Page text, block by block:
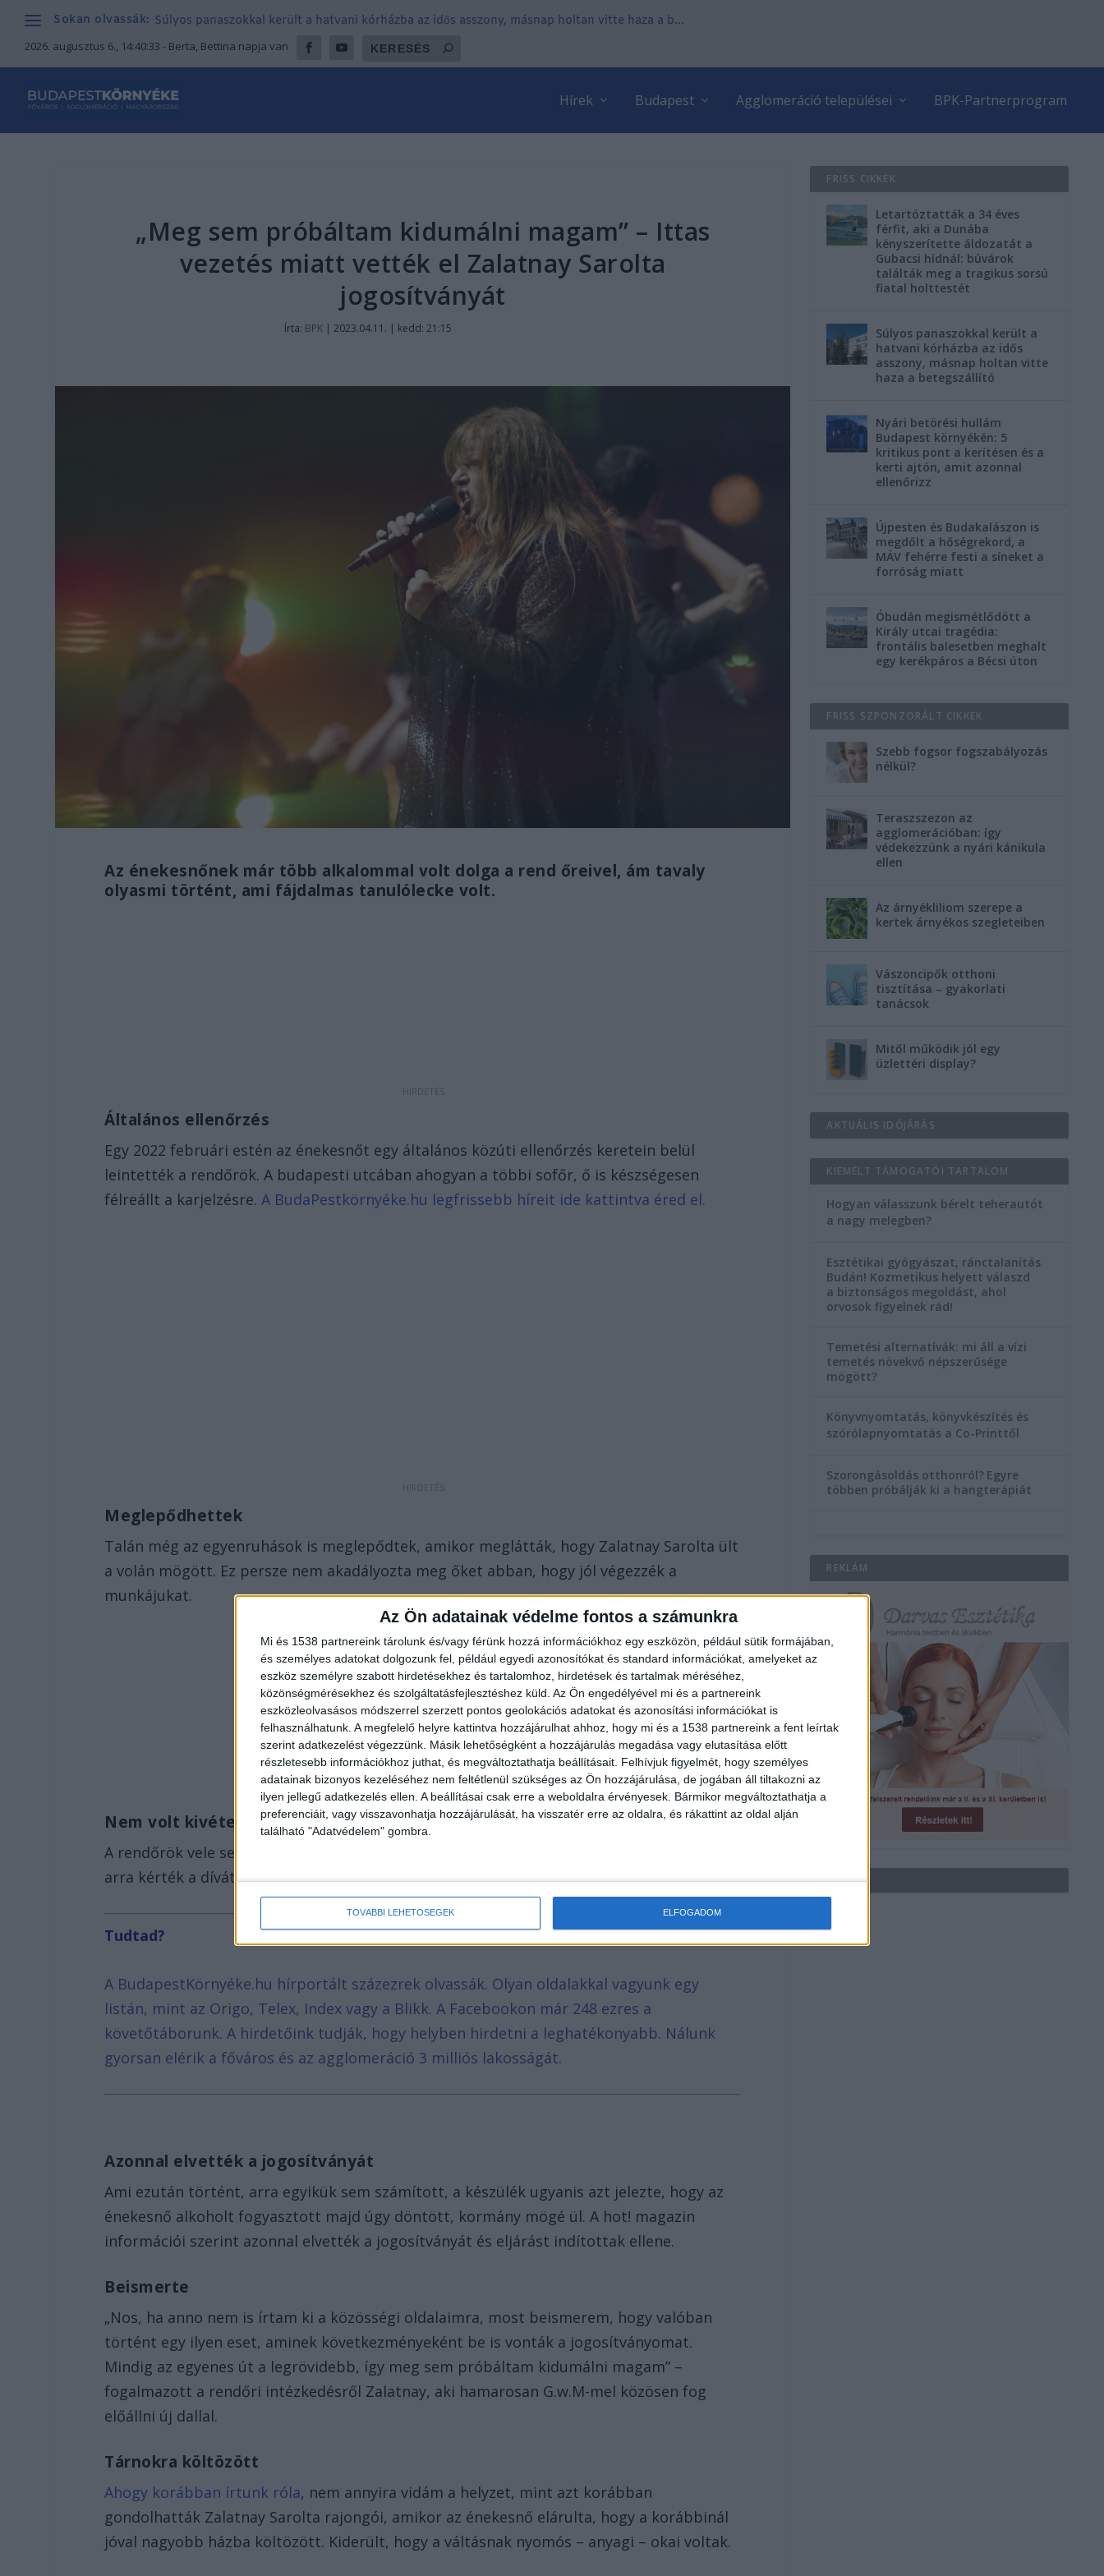
Az Ön adatainak védelme fontos a számunkra
Mi és 1538 partnereink tárolunk és/vagy férünk hozzá információkhoz egy eszközön, például sütik formájában,
és személyes adatokat dolgozunk fel, például egyedi azonosítókat és standard információkat, amelyeket az
eszköz személyre szabott hirdetésekhez és tartalomhoz, hirdetések és tartalmak méréséhez,
közönségmérésekhez és szolgáltatásfejlesztéshez küld. Az Ön engedélyével mi és a partnereink
eszközleolvasásos módszerrel szerzett pontos geolokációs adatokat és azonosítási információkat is
felhasználhatunk. A megfelelő helyre kattintva hozzájárulhat ahhoz, hogy mi és a 1538 partnereink a fent leírtak
szerint adatkezelést végezzünk. Másik lehetőségként a hozzájárulás megadása vagy elutasítása előtt
részletesebb információkhoz juthat, és megváltoztathatja beállításait. Felhívjuk figyelmét, hogy személyes
adatainak bizonyos kezeléséhez nem feltétlenül szükséges az Ön hozzájárulása, de jogában áll tiltakozni az
ilyen jellegű adatkezelés ellen. A beállításai csak erre a weboldalra érvényesek. Bármikor megváltoztathatja a
preferenciáit, vagy visszavonhatja hozzájárulását, ha visszatér erre az oldalra, és rákattint az oldal alján
található "Adatvédelem" gombra.
TOVÁBBI LEHETŐSÉGEK ELFOGADOM
Sokan olvassák: Súlyos panaszokkal került a hatvani kórházba az idős asszony, másnap holtan vitte haza a b...
2026. augusztus 6., 14:40:34 - Berta, Bettina napja van
Hírek Budapest Agglomeráció települései BPK-Partnerprogram
„Meg sem próbáltam kidumálni magam” – Ittas
vezetés miatt vették el Zalatnay Sarolta
jogosítványát
Írta: BPK |2023.04.11. | kedd: 21:15
Az énekesnőnek már több alkalommal volt dolga a rend őreivel, ám tavaly
olyasmi történt, ami fájdalmas tanulólecke volt.
Általános ellenőrzés
Egy 2022 februári estén az énekesnőt egy általános közúti ellenőrzés keretein belül
leintették a rendőrök. A budapesti utcában ahogyan a többi sofőr, ő is készségesen
félreállt a karjelzésre.A BudaPestkörnyéke.hu legfrissebb híreit ide kattintva éred el.
Meglepődhettek
Talán még az egyenruhások is meglepődtek, amikor meglátták, hogy Zalatnay Sarolta ült
a volán mögött. Ez persze nem akadályozta meg őket abban, hogy jól végezzék a
munkájukat.
Nem volt kivétel
A rendőrök vele sem kivételeztek, a zéró tolerancia elvét követve elővették a szondát és
arra kérték a dívát, hogy fújjon bele a műszerbe –írjaa Bors.
Tudtad?
A BudapestKörnyéke.hu hírportált százezrek olvassák. Olyan oldalakkal vagyunk egy
listán, mint az Origo, Telex, Index vagy a Blikk. A Facebookon már 248 ezres a
követőtáborunk. A hirdetőink tudják, hogy helyben hirdetni a leghatékonyabb. Nálunk
gyorsan elérik a főváros és az agglomeráció 3 milliós lakosságát.
Azonnal elvették a jogosítványát
Ami ezután történt, arra egyikük sem számított, a készülék ugyanis azt jelezte, hogy az
énekesnő alkoholt fogyasztott majd úgy döntött, kormány mögé ül. A hot! magazin
információi szerint azonnal elvették a jogosítványát és eljárást indítottak ellene.
Beismerte
„Nos, ha anno nem is írtam ki a közösségi oldalaimra, most beismerem, hogy valóban
történt egy ilyen eset, aminek következményeként be is vonták a jogosítványomat.
Mindig az egyenes út a legrövidebb, így meg sem próbáltam kidumálni magam” –
fogalmazott a rendőri intézkedésről Zalatnay, aki hamarosan G.w.M-mel közösen fog
előállni új dallal.
Tárnokra költözött
Ahogy korábban írtunk róla, nem annyira vidám a helyzet, mint azt korábban
gondolhatták Zalatnay Sarolta rajongói, amikor az énekesnő elárulta, hogy a korábbinál
jóval nagyobb házba költözött. Kiderült, hogy a váltásnak nyomós – anyagi – okai voltak.
FRISS CIKKEK
Letartóztatták a 34 éves
férfit, aki a Dunába
kényszerítette áldozatát a
Gubacsi hídnál: búvárok
találták meg a tragikus sorsú
fiatal holttestét
Súlyos panaszokkal került a
hatvani kórházba az idős
asszony, másnap holtan vitte
haza a betegszállító
Nyári betörési hullám
Budapest környékén: 5
kritikus pont a kerítésen és a
kerti ajtón, amit azonnal
ellenőrizz
Újpesten és Budakalászon is
megdőlt a hőségrekord, a
MÁV fehérre festi a síneket a
forróság miatt
Óbudán megismétlődött a
Király utcai tragédia:
frontális balesetben meghalt
egy kerékpáros a Bécsi úton
FRISS SZPONZORÁLT CIKKEK
Szebb fogsor fogszabályozás
nélkül?
Teraszszezon az
agglomerációban: így
védekezzünk a nyári kánikula
ellen
Az árnyékliliom szerepe a
kertek árnyékos szegleteiben
Vászoncipők otthoni
tisztítása – gyakorlati
tanácsok
Mitől működik jól egy
üzlettéri display?
AKTUÁLIS IDŐJÁRÁS
KIEMELT TÁMOGATÓI TARTALOM
Hogyan válasszunk bérelt teherautót
a nagy melegben?
Esztétikai gyógyászat, ránctalanítás
Budán! Kozmetikus helyett válaszd
a biztonságos megoldást, ahol
orvosok figyelnek rád!
Temetési alternatívák: mi áll a vízi
temetés növekvő népszerűsége
mögött?
Könyvnyomtatás, könyvkészítés és
szórólapnyomtatás a Co-Printtől
Szorongásoldás otthonról? Egyre
többen próbálják ki a hangterápiát
REKLÁM